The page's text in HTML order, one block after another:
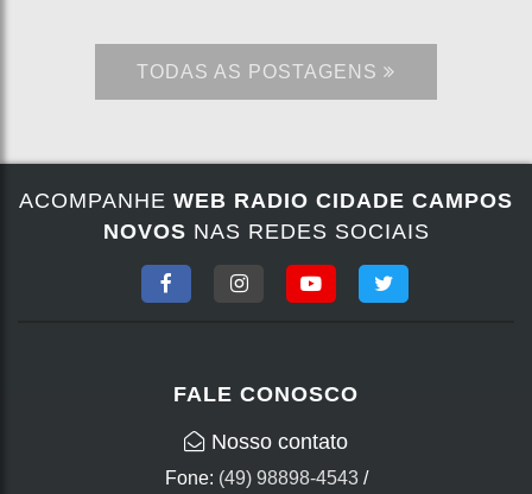
TODAS AS POSTAGENS
ACOMPANHE WEB RADIO CIDADE CAMPOS
NOVOS NAS REDES SOCIAIS
FALE CONOSCO
Nosso contato
Fone: (49) 98898-4543/